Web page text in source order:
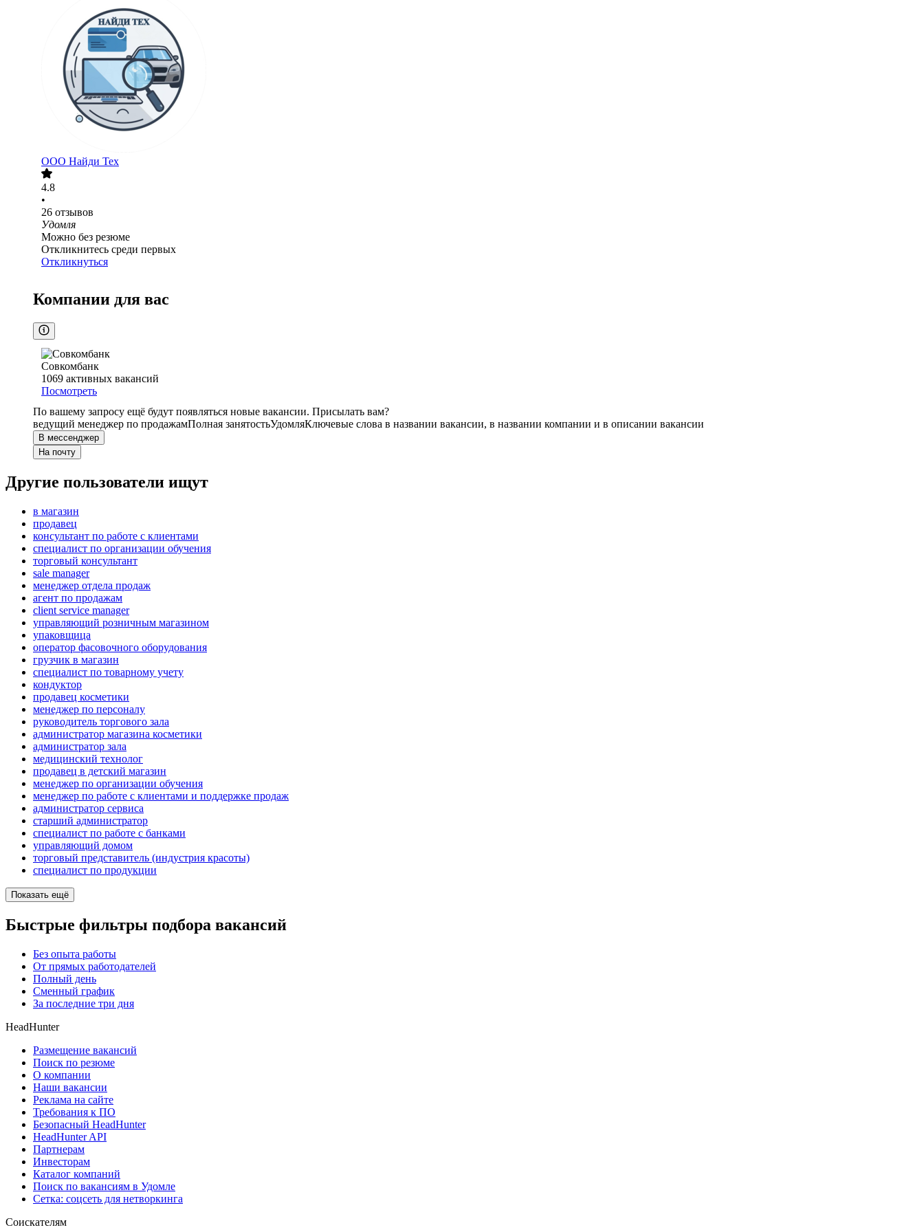
ООО Найди Тех
4.8
•
26 отзывов
Удомля
Можно без резюме
Откликнитесь среди первых
Откликнуться
Компании для вас
Совкомбанк
1069 активных вакансий
Посмотреть
По вашему запросу ещё будут появляться новые вакансии. Присылать вам?
ведущий менеджер по продажамПолная занятостьУдомляКлючевые слова в названии вакансии, в названии компании и в описании вакансии
В мессенджер
На почту
Другие пользователи ищут
в магазин
продавец
консультант по работе с клиентами
специалист по организации обучения
торговый консультант
sale manager
менеджер отдела продаж
агент по продажам
client service manager
управляющий розничным магазином
упаковщица
оператор фасовочного оборудования
грузчик в магазин
специалист по товарному учету
кондуктор
продавец косметики
менеджер по персоналу
руководитель торгового зала
администратор магазина косметики
администратор зала
медицинский технолог
продавец в детский магазин
менеджер по организации обучения
менеджер по работе с клиентами и поддержке продаж
администратор сервиса
старший администратор
специалист по работе с банками
управляющий домом
торговый представитель (индустрия красоты)
специалист по продукции
Показать ещё
Быстрые фильтры подбора вакансий
Без опыта работы
От прямых работодателей
Полный день
Сменный график
За последние три дня
HeadHunter
Размещение вакансий
Поиск по резюме
О компании
Наши вакансии
Реклама на сайте
Требования к ПО
Безопасный HeadHunter
HeadHunter API
Партнерам
Инвесторам
Каталог компаний
Поиск по вакансиям в Удомле
Сетка: соцсеть для нетворкинга
Соискателям